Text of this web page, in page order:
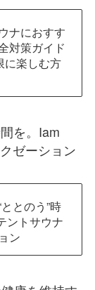
ナにおすす
対策ガイド
に楽しむ方
を。Iam
ゼーション
とのう”時
ントサウナ
ン